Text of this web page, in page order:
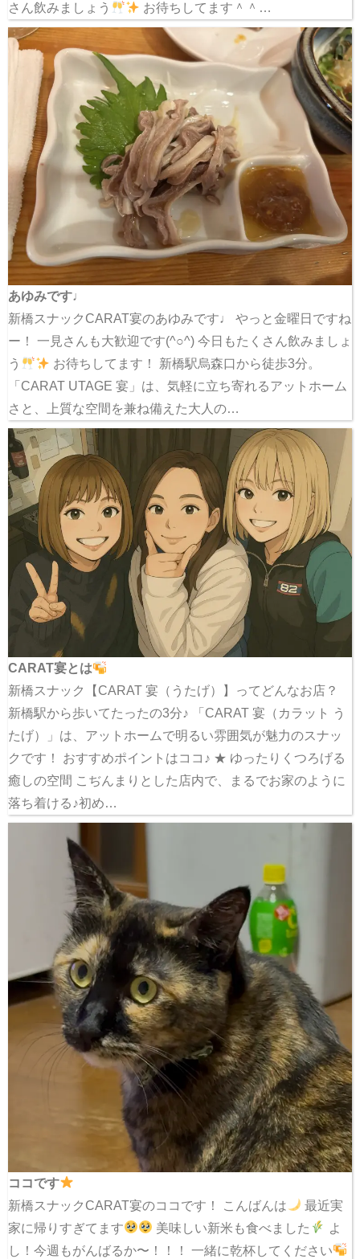
さん飲みましょう
お待ちしてます＾＾…
あゆみです♩
新橋スナックCARAT宴のあゆみです♩ やっと金曜日ですね
ー！ 一見さんも大歓迎です(^○^) 今日もたくさん飲みましょ
う
お待ちしてます！ 新橋駅烏森口から徒歩3分。
「CARAT UTAGE 宴」は、気軽に立ち寄れるアットホーム
さと、上質な空間を兼ね備えた大人の…
CARAT宴とは
新橋スナック【CARAT 宴（うたげ）】ってどんなお店？
新橋駅から歩いてたったの3分♪ 「CARAT 宴（カラット う
たげ）」は、アットホームで明るい雰囲気が魅力のスナッ
クです！ おすすめポイントはココ♪ ★ ゆったりくつろげる
癒しの空間 こぢんまりとした店内で、まるでお家のように
落ち着ける♪初め…
ココです
新橋スナックCARAT宴のココです！ こんばんは
最近実
家に帰りすぎてます
美味しい新米も食べました
よ
し！今週もがんばるか〜！！！ 一緒に乾杯してください